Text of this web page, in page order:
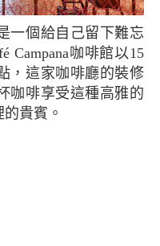
Campana咖啡館以15
，這家咖啡廳的裝修
咖啡享受這種高雅的
貴賓。